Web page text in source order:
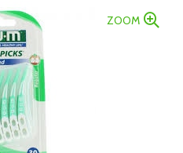
ZOOM